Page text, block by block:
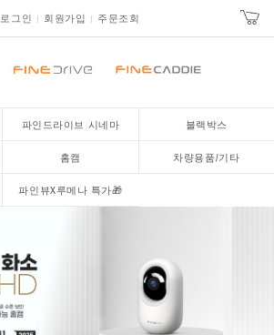
로그인 회원가입 주문조회
파인드라이브 시네마 블랙박스
홈캠 차량용품/기타
파인뷰X루메나 특가🎁